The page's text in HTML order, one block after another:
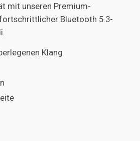
mit unseren Premium-
Bluetooth 5.3-
Klang